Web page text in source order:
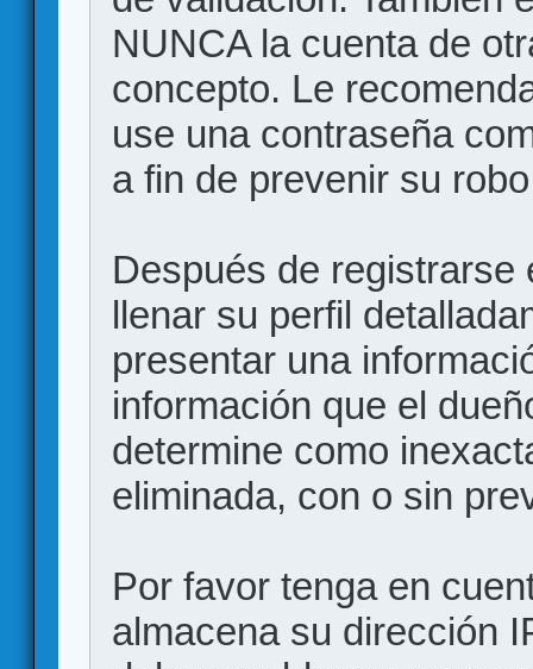
NUNCA la cuenta de
concepto. Le
use una contraseña
a fin de prevenir su
Después de registrarse
llenar su perfil
presentar una
información que el
determine como
eliminada, con o sin
Por favor tenga en
almacena su dirección